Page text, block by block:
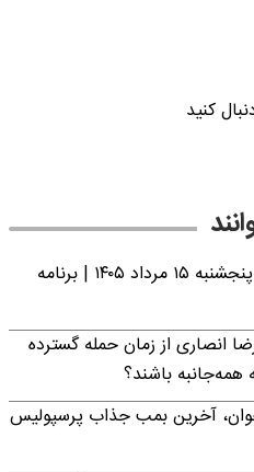
کنید
جدول قطعی برق البرز و کرج روز پنجشنبه ۱۵ مرداد ۱۴۰۵ | برنامه
انصاری از زمان حمله گسترده
همه‌جانبه باشند؟
آخرین بمب جذاب پرسپولیس